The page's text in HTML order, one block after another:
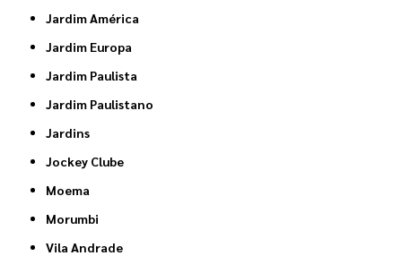
Jardim América
Jardim Europa
Jardim Paulista
Jardim Paulistano
Jardins
Jockey Clube
Moema
Morumbi
Vila Andrade